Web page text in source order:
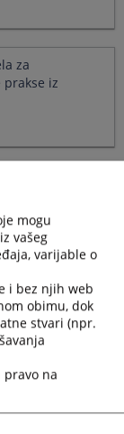
za
prakse iz
u
za
u BiH
mogu
vašeg
varijable o
i bez njih web
obimu, dok
stvari (npr.
na